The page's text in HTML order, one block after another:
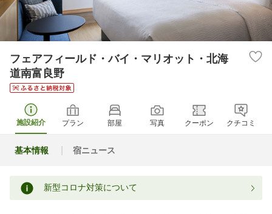
フェアフィールド・バイ・マリオット・北海
道南富良野
施設紹介 プラン 部屋 写真 クーポン クチコミ
基本情報 宿ニュース
新型コロナ対策について